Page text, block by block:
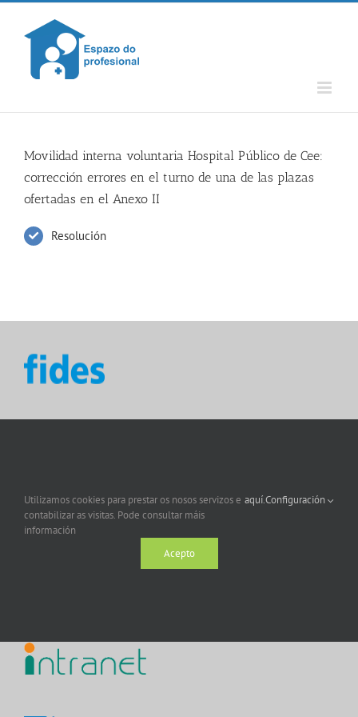
Skip
content
Movilidad interna voluntaria Hospital Público de Cee:
corrección errores en el turno de una de las plazas
ofertadas en el Anexo II
Resolución
Utilizamos cookies para prestar os nosos servizos e
contabilizar as visitas. Pode consultar máis
información
aquí.Configuración
Acepto